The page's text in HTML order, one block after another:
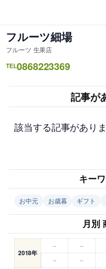
を
ス
キ
ッ
フルーツ細場
フルーツ 生果店
TEL0868223369
記事が
該当する記事がありま
キー
お中元 お歳暮 ギフト
月別
2018年
– –
–
–